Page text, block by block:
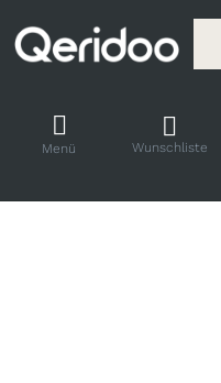
Menü Wunschliste